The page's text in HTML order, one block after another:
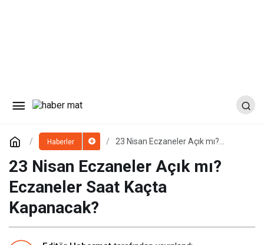
Haberler
23 Nisan Eczaneler Açık mı?
23 Nisan Eczaneler Açık mı?
Eczaneler Saat Kaçta
Kapanacak?